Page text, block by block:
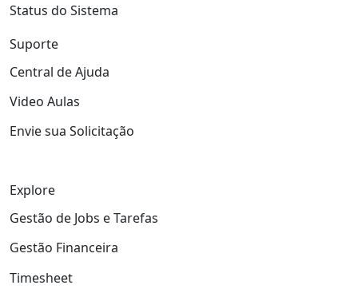
Status do Sistema
Suporte
Central de Ajuda
Video Aulas
Envie sua Solicitação
Explore
Gestão de Jobs e Tarefas
Gestão Financeira
Timesheet